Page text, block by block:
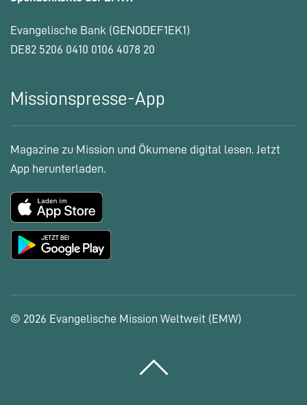
Evangelische Bank (GENODEF1EK1)
DE82 5206 0410 0106 4078 20
Missionspresse-App
Magazine zu Mission und Ökumene digital lesen. Jetzt
App herunterladen.
© 2026 Evangelische Mission Weltweit (EMW)